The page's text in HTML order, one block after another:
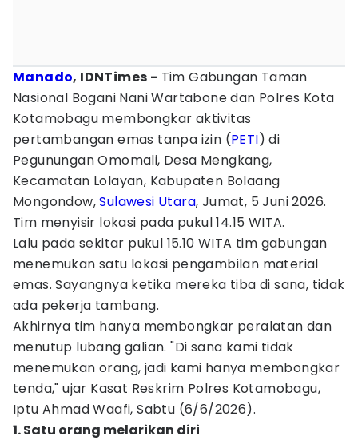
Manado, IDNTimes - Tim Gabungan Taman
Nasional Bogani Nani Wartabone dan Polres Kota
Kotamobagu membongkar aktivitas
pertambangan emas tanpa izin (PETI) di
Pegunungan Omomali, Desa Mengkang,
Kecamatan Lolayan, Kabupaten Bolaang
Mongondow,Sulawesi Utara, Jumat, 5 Juni 2026.
Tim menyisir lokasi pada pukul 14.15 WITA.
Lalu pada sekitar pukul 15.10 WITA tim gabungan
menemukan satu lokasi pengambilan material
emas. Sayangnya ketika mereka tiba di sana, tidak
ada pekerja tambang.
Akhirnya tim hanya membongkar peralatan dan
menutup lubang galian. "Di sana kami tidak
menemukan orang, jadi kami hanya membongkar
tenda," ujar Kasat Reskrim Polres Kotamobagu,
Iptu Ahmad Waafi, Sabtu (6/6/2026).
1. Satu orang melarikan diri